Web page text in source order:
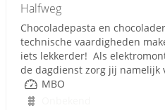
Halfweg
Chocoladepasta en
technische vaardigheden
iets lekkerder! Als
de dagdienst zorg jij namelijk
MBO